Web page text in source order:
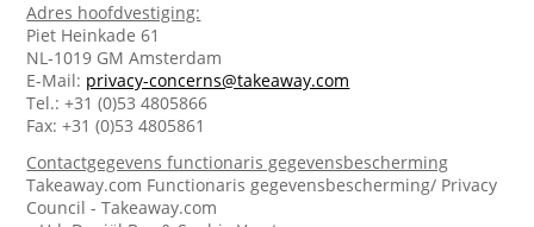
Adres hoofdvestiging:
Piet Heinkade 61
NL-1019 GM Amsterdam
E-Mail: privacy-concerns@takeaway.com
Tel.: +31 (0)53 4805866
Fax: +31 (0)53 4805861
Contactgegevens functionaris gegevensbescherming
Takeaway.com Functionaris gegevensbescherming/ Privacy
Council - Takeaway.com